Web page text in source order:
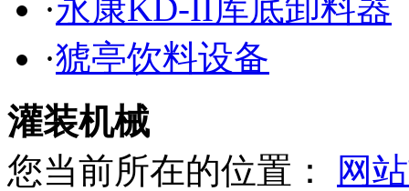
·永康KD-II库底卸料器
·猇亭饮料设备
灌装机械
您当前所在的位置：
网